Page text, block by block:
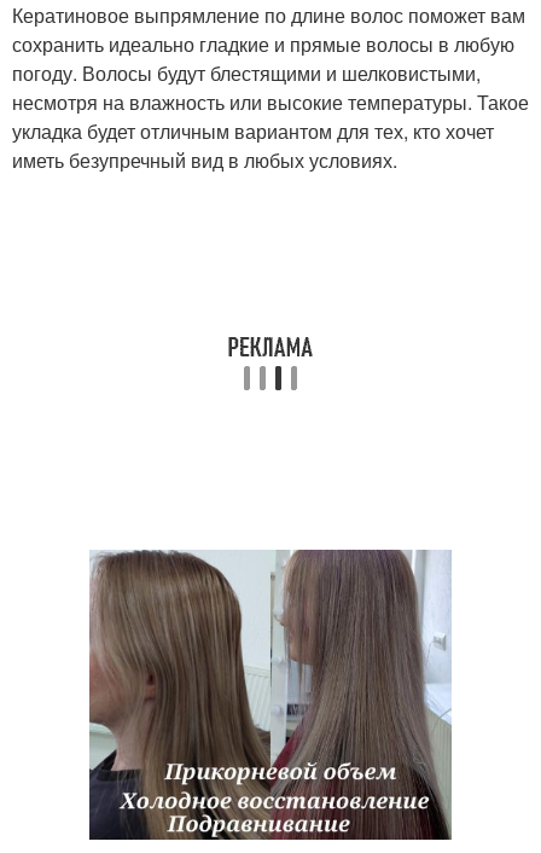
Кератиновое выпрямление по длине волос поможет вам
сохранить идеально гладкие и прямые волосы в любую
погоду. Волосы будут блестящими и шелковистыми,
несмотря на влажность или высокие температуры. Такое
укладка будет отличным вариантом для тех, кто хочет
иметь безупречный вид в любых условиях.